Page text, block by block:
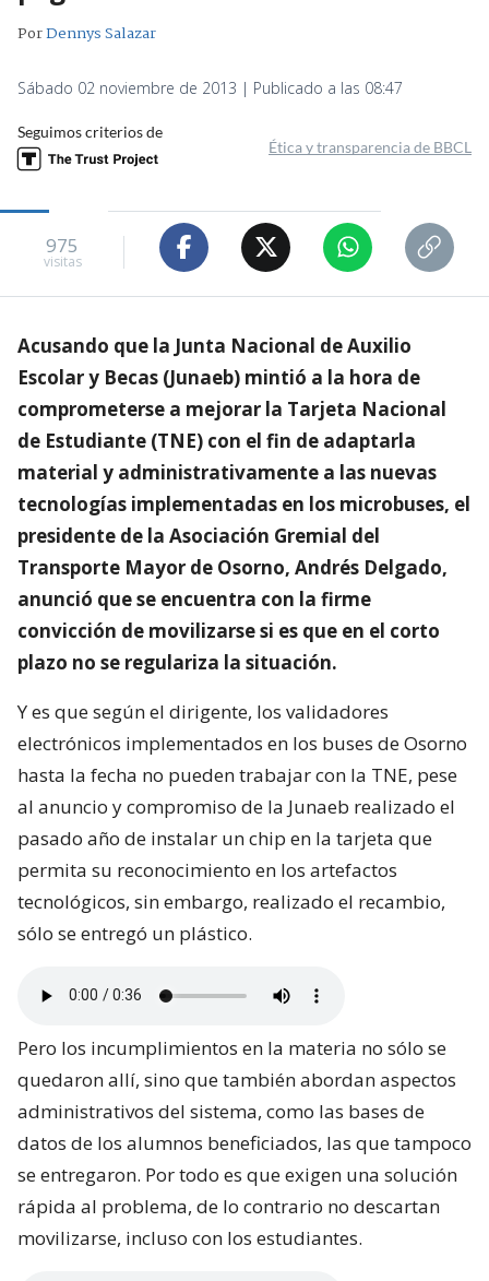
PorDennys Salazar
Sábado 02 noviembre de 2013 | Publicado a las 08:47
Seguimos criterios de
Ética y transparencia de BBCL
975
visitas
Acusando que la Junta Nacional de Auxilio
Escolar y Becas (Junaeb) mintió a la hora de
comprometerse a mejorar la Tarjeta Nacional
de Estudiante (TNE) con el fin de adaptarla
material y administrativamente a las nuevas
tecnologías implementadas en los microbuses, el
presidente de la Asociación Gremial del
Transporte Mayor de Osorno, Andrés Delgado,
anunció que se encuentra con la firme
convicción de movilizarse si es que en el corto
plazo no se regulariza la situación.
Y es que según el dirigente, los validadores
electrónicos implementados en los buses de Osorno
hasta la fecha no pueden trabajar con la TNE, pese
al anuncio y compromiso de la Junaeb realizado el
pasado año de instalar un chip en la tarjeta que
permita su reconocimiento en los artefactos
tecnológicos, sin embargo, realizado el recambio,
sólo se entregó un plástico.
Pero los incumplimientos en la materia no sólo se
quedaron allí, sino que también abordan aspectos
administrativos del sistema, como las bases de
datos de los alumnos beneficiados, las que tampoco
se entregaron. Por todo es que exigen una solución
rápida al problema, de lo contrario no descartan
movilizarse, incluso con los estudiantes.